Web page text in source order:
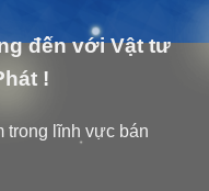
đến với Vật tư
!
trong lĩnh vực bán